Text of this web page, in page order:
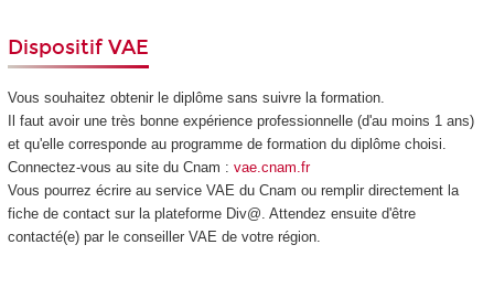
Dispositif VAE
Vous souhaitez obtenir le diplôme sans suivre la formation.
Il faut avoir une très bonne expérience professionnelle (d'au moins 1 ans)
et qu'elle corresponde au programme de formation du diplôme choisi.
Connectez-vous au site du Cnam : vae.cnam.fr
Vous pourrez écrire au service VAE du Cnam ou remplir directement la
fiche de contact sur la plateforme Div@. Attendez ensuite d'être
contacté(e) par le conseiller VAE de votre région.